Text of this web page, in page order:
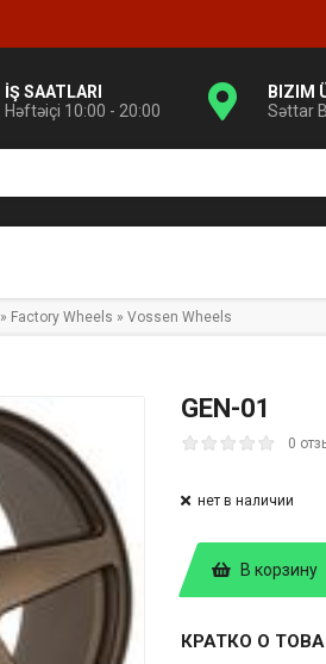
İŞ SAATLARI
Həftəiçi 10:00 - 20:00
BIZIM
Səttar
» Factory Wheels » Vossen Wheels
GEN-01
0
нет в наличии
В корзину
КРАТКО О